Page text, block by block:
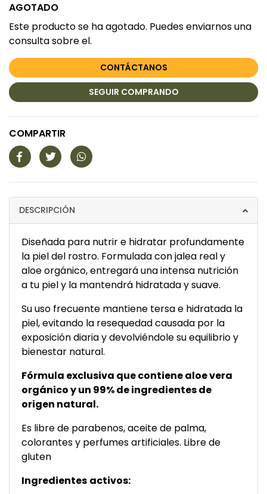
AGOTADO
Este producto se ha agotado. Puedes enviarnos una
consulta sobre el.
CONTÁCTANOS
SEGUIR COMPRANDO
COMPARTIR
DESCRIPCIÓN
Diseñada para nutrir e hidratar profundamente
la piel del rostro. Formulada con jalea real y
aloe orgánico, entregará una intensa nutrición
a tu piel y la mantendrá hidratada y suave.
Su uso frecuente mantiene tersa e hidratada la
piel, evitando la resequedad causada por la
exposición diaria y devolviéndole su equilibrio y
bienestar natural.
Fórmula exclusiva que contiene aloe vera
orgánico y un 99% de ingredientes de
origen natural.
Es libre de parabenos, aceite de palma,
colorantes y perfumes artificiales. Libre de
gluten
Ingredientes activos: